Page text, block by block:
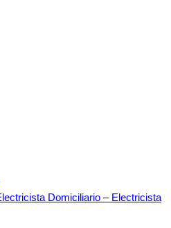
Domiciliario – Electricista